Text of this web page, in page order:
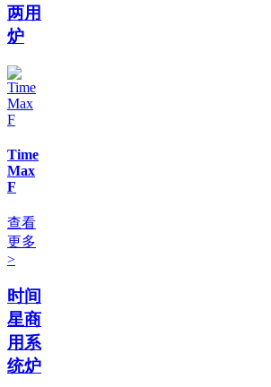
两用
炉
Time
Max
F
查看
更多
>
时间
星商
用系
统炉